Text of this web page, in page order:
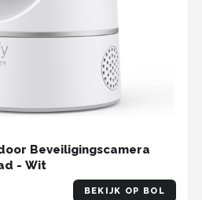
Beveiligingscamera
- Wit
BEKIJK OP BOL